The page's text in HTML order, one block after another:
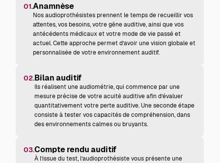
01.Anamnèse
Nos audioprothésistes prennent le temps de recueillir vos
attentes, vos besoins, votre gêne auditive, ainsi que vos
antécédents médicaux et votre mode de vie passé et
actuel. Cette approche permet d’avoir une vision globale et
personnalisée de votre environnement auditif.
02.Bilan auditif
Ils réalisent une audiométrie, qui commence par une
mesure précise de votre acuité auditive afin d’évaluer
quantitativement votre perte auditive. Une seconde étape
consiste à tester vos capacités de compréhension, dans
des environnements calmes ou bruyants.
03.Compte rendu auditif
À l’issue du test, l’audioprothésiste vous présente une